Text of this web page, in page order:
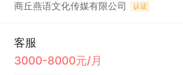
商丘燕语文化传媒有限公司 认证
客服
3000-8000元/月